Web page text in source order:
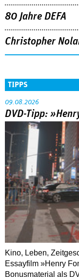
80 Jahre DEFA
Christopher
TIPPS
09.08.2026
DVD-Tipp:
Kino, Leben,
Essayfilm »Henry
Bonusmaterial als